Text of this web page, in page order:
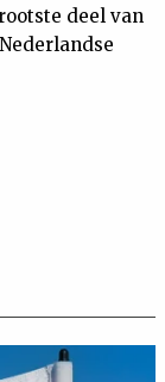
deel van